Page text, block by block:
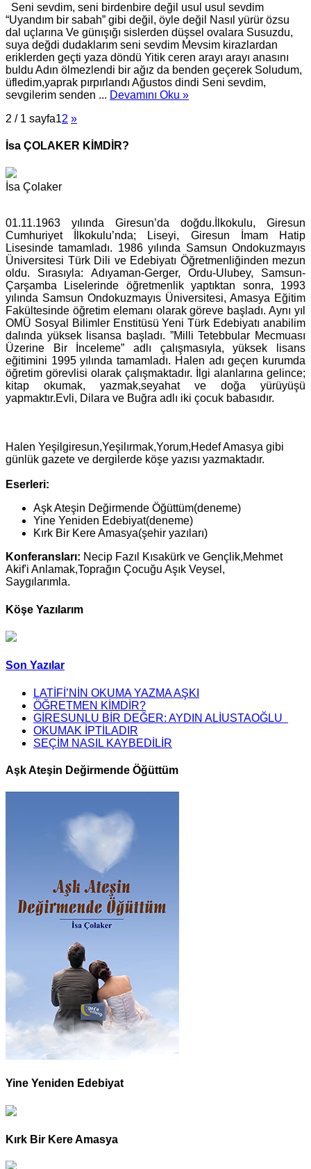
Seni sevdim, seni birdenbire değil usul usul sevdim
“Uyandım bir sabah” gibi değil, öyle değil Nasıl yürür özsu
dal uçlarına Ve günışığı sislerden düşsel ovalara Susuzdu,
suya değdi dudaklarım seni sevdim Mevsim kirazlardan
eriklerden geçti yaza döndü Yitik ceren arayı arayı anasını
buldu Adın ölmezlendi bir ağız da benden geçerek Soludum,
üfledim,yaprak pırpırlandı Ağustos dindi Seni sevdim,
sevgilerim senden ... Devamını Oku »
2 / 1 sayfa12 »
İsa ÇOLAKER KİMDİR?
İsa Çolaker
01.11.1963 yılında Giresun’da doğdu.İlkokulu, Giresun
Cumhuriyet İlkokulu’nda; Liseyi, Giresun İmam Hatip
Lisesinde tamamladı. 1986 yılında Samsun Ondokuzmayıs
Üniversitesi Türk Dili ve Edebiyatı Öğretmenliğinden mezun
oldu. Sırasıyla: Adıyaman-Gerger, Ordu-Ulubey, Samsun-
Çarşamba Liselerinde öğretmenlik yaptıktan sonra, 1993
yılında Samsun Ondokuzmayıs Üniversitesi, Amasya Eğitim
Fakültesinde öğretim elemanı olarak göreve başladı. Aynı yıl
OMÜ Sosyal Bilimler Enstitüsü Yeni Türk Edebiyatı anabilim
dalında yüksek lisansa başladı. ”Milli Tetebbular Mecmuası
Üzerine Bir İnceleme” adlı çalışmasıyla, yüksek lisans
eğitimini 1995 yılında tamamladı. Halen adı geçen kurumda
öğretim görevlisi olarak çalışmaktadır. İlgi alanlarına gelince;
kitap okumak, yazmak,seyahat ve doğa yürüyüşü
yapmaktır.Evli, Dilara ve Buğra adlı iki çocuk babasıdır.
Halen Yeşilgiresun,Yeşilırmak,Yorum,Hedef Amasya gibi
günlük gazete ve dergilerde köşe yazısı yazmaktadır.
Eserleri:
Aşk Ateşin Değirmende Öğüttüm(deneme)
Yine Yeniden Edebiyat(deneme)
Kırk Bir Kere Amasya(şehir yazıları)
Konferansları: Necip Fazıl Kısakürk ve Gençlik,Mehmet
Akif'i Anlamak,Toprağın Çocuğu Aşık Veysel,
Saygılarımla.
Köşe Yazılarım
Son Yazılar
LATİFİ’NİN OKUMA YAZMA AŞKI
ÖĞRETMEN KİMDİR?
GİRESUNLU BİR DEĞER: AYDIN ALİUSTAOĞLU
OKUMAK İPTİLADIR
SEÇİM NASIL KAYBEDİLİR
Aşk Ateşin Değirmende Öğüttüm
Yine Yeniden Edebiyat
Kırk Bir Kere Amasya